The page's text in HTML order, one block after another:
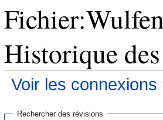
Historique
Voir les
Rechercher des révisions